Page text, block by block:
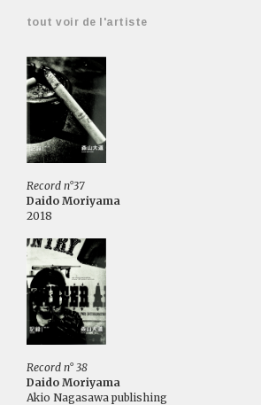
tout voir de l'artiste
Record n°37
Daido Moriyama
2018
Record n° 38
Daido Moriyama
Akio Nagasawa publishing